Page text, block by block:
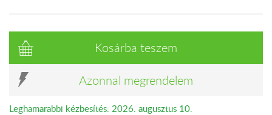
Kosárba teszem
Azonnal megrendelem
Leghamarabbi kézbesítés: 2026. augusztus 10.